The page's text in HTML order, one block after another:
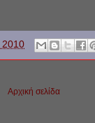
2010
Αρχική σελίδα